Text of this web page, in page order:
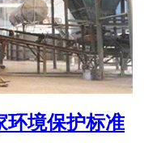
环境保护标准